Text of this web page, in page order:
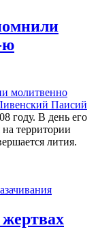
ю
молитвенно
Паисий
году. В день его
территории
лития.